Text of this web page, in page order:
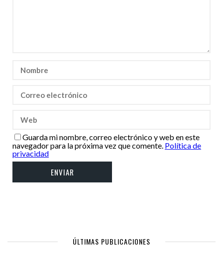
Guarda mi nombre, correo electrónico y web en este
navegador para la próxima vez que comente. Política de
privacidad
ÚLTIMAS PUBLICACIONES